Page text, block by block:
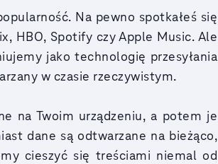
Na pewno spotkałeś się
HBO, Spotify czy Apple Music. Ale
jako technologię przesyłania
w czasie rzeczywistym.
na Twoim urządzeniu, a potem je
dane są odtwarzane na bieżąco,
cieszyć się treściami niemal od